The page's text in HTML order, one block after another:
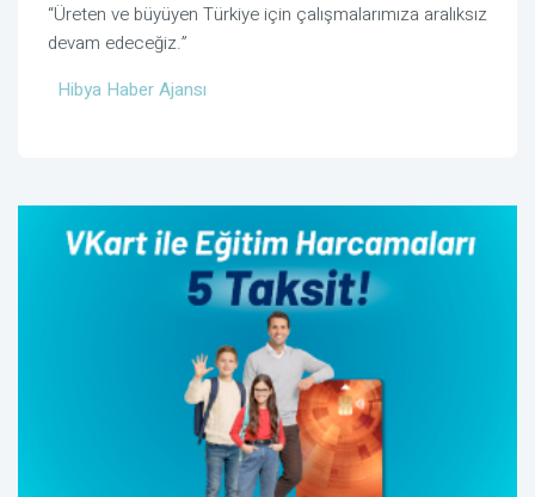
“Üreten ve büyüyen Türkiye için çalışmalarımıza aralıksız
devam edeceğiz.”
Hibya Haber Ajansı